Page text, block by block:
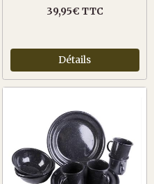
39,95€ TTC
Détails